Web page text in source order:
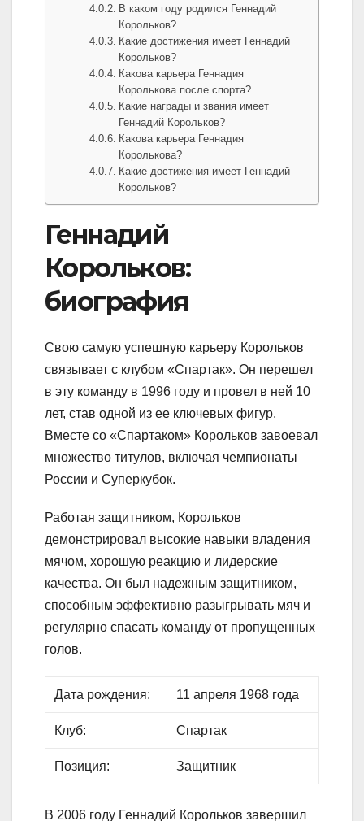
В каком году родился Геннадий
Корольков?
Какие достижения имеет Геннадий
Корольков?
Какова карьера Геннадия
Королькова после спорта?
Какие награды и звания имеет
Геннадий Корольков?
Какова карьера Геннадия
Королькова?
Какие достижения имеет Геннадий
Корольков?
Геннадий
Корольков:
биография
Свою самую успешную карьеру Корольков
связывает с клубом «Спартак». Он перешел
в эту команду в 1996 году и провел в ней 10
лет, став одной из ее ключевых фигур.
Вместе со «Спартаком» Корольков завоевал
множество титулов, включая чемпионаты
России и Суперкубок.
Работая защитником, Корольков
демонстрировал высокие навыки владения
мячом, хорошую реакцию и лидерские
качества. Он был надежным защитником,
способным эффективно разыгрывать мяч и
регулярно спасать команду от пропущенных
голов.
Дата рождения: 11 апреля 1968 года
Клуб: Спартак
Позиция: Защитник
В 2006 году Геннадий Корольков завершил